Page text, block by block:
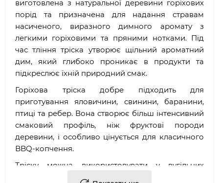
виготовлена з натуральної деревини горіхових
порід та призначена для надання стравам
насиченого, виразного димного аромату з
легкими горіховими та пряними нотками. Під
час тління тріска утворює щільний ароматний
дим, який глибоко проникає в продукти та
підкреслює їхній природний смак.
Горіхова тріска добре підходить для
приготування яловичини, свинини, баранини,
птиці та ребер. Вона створює більш інтенсивний
смаковий профіль, ніж фруктові породи
деревини, і особливо цінується для класичного
BBQ-копчення.
Тріску можна використовувати у вугільних
грилях, коптильнях та гриль-системах із